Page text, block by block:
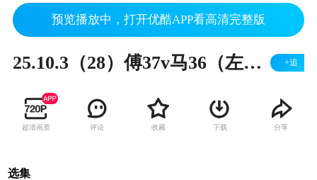
预览播放中，打开优酷APP看高清完整版
25.10.3（28）傅37v马36（左胜） +追
超清画质 评论 收藏 下载 分享
选集